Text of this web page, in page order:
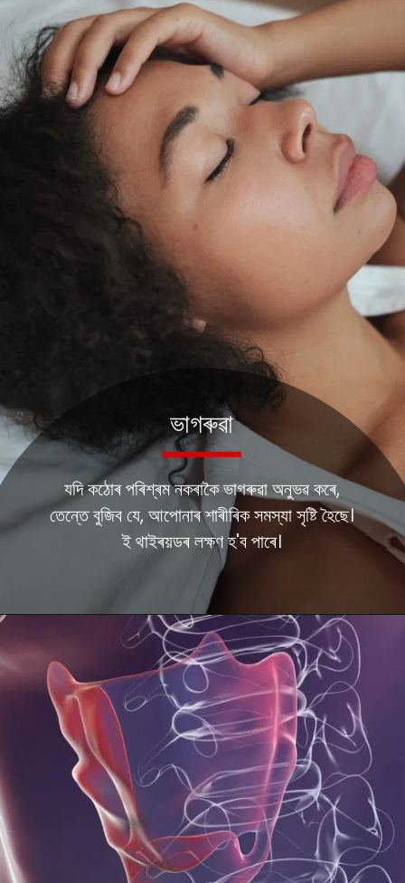
যদি কঠোৰ পৰিশ্ৰম নকৰাকৈ ভাগৰুৱা অনুভৱ কৰে,
তেন্তে বুজিব যে, আপোনাৰ শাৰীৰিক সমস্যা সৃষ্টি হৈছে।
ই থাইৰয়ডৰ লক্ষণ হ'ব পাৰে।
ভাগৰুৱা